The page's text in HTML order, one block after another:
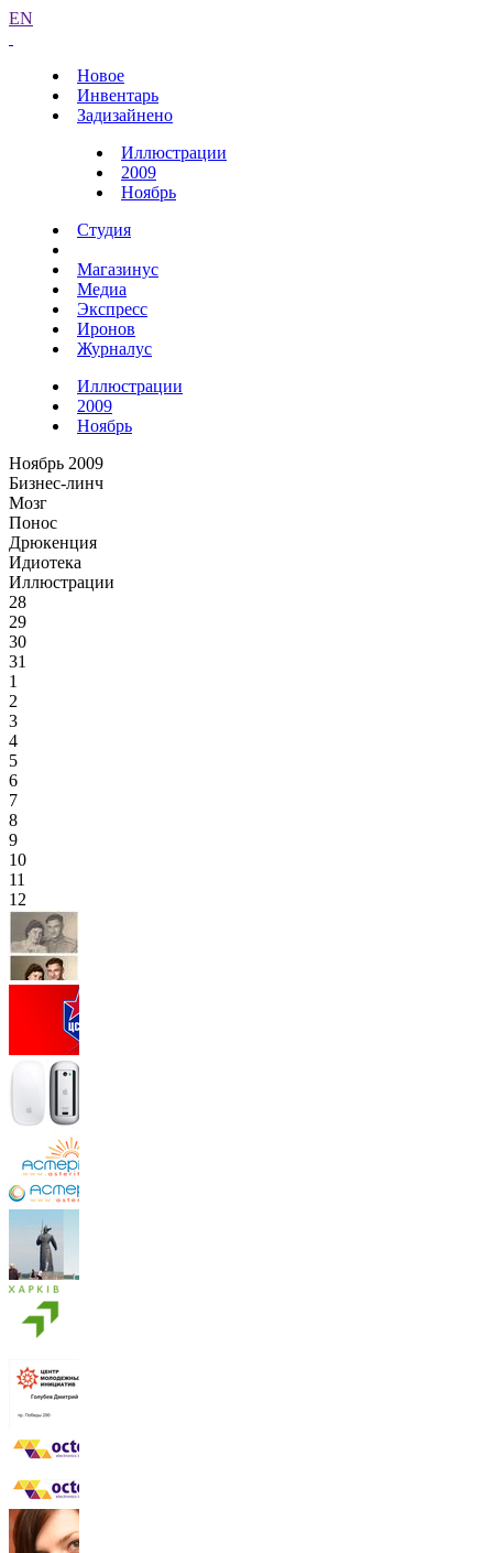
EN
Новое
Инвентарь
Задизайнено
Иллюстрации
2009
Ноябрь
Студия
Магазинус
Медиа
Экспресс
Иронов
Журналус
Иллюстрации
2009
Ноябрь
Ноябрь 2009
Бизнес-линч
Мозг
Понос
Дрюкенция
Идиотека
Иллюстрации
28
29
30
31
1
2
3
4
5
6
7
8
9
10
11
12